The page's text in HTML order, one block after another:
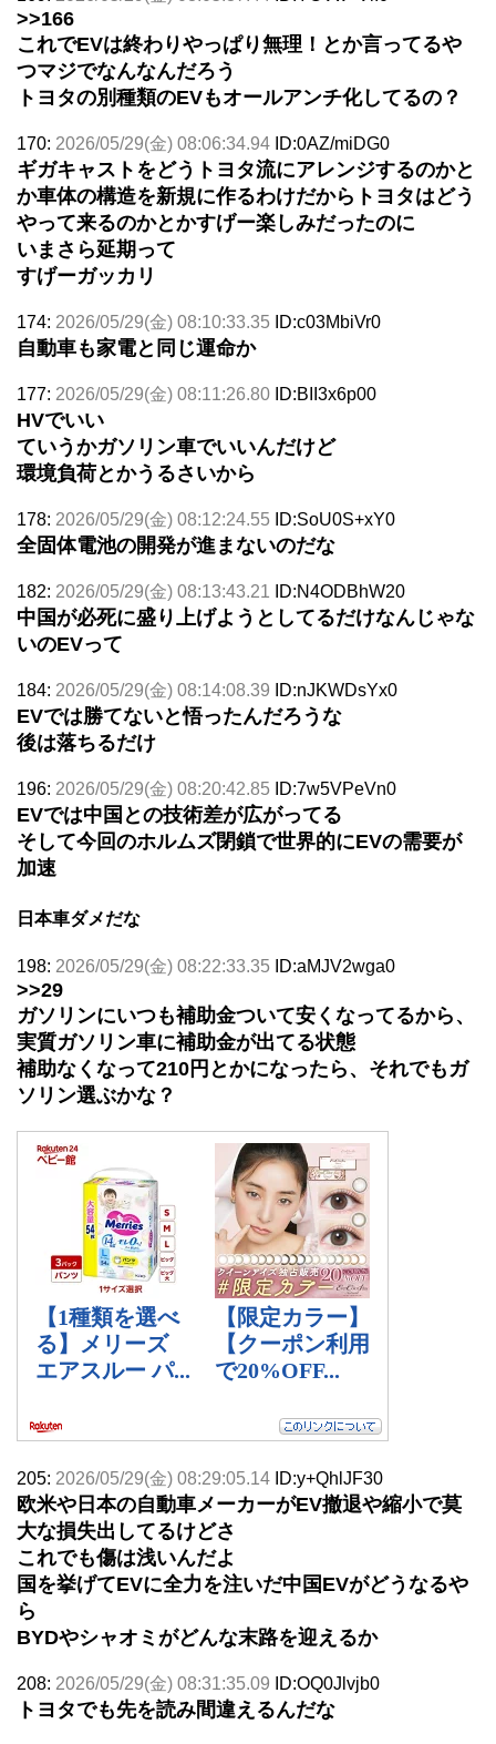
>>166
これでEVは終わりやっぱり無理！とか言ってるや
つマジでなんなんだろう
トヨタの別種類のEVもオールアンチ化してるの？
170: 2026/05/29(金) 08:06:34.94 ID:0AZ/miDG0
ギガキャストをどうトヨタ流にアレンジするのかと
か車体の構造を新規に作るわけだからトヨタはどう
やって来るのかとかすげー楽しみだったのに
いまさら延期って
すげーガッカリ
174: 2026/05/29(金) 08:10:33.35 ID:c03MbiVr0
自動車も家電と同じ運命か
177: 2026/05/29(金) 08:11:26.80 ID:BII3x6p00
HVでいい
ていうかガソリン車でいいんだけど
環境負荷とかうるさいから
178: 2026/05/29(金) 08:12:24.55 ID:SoU0S+xY0
全固体電池の開発が進まないのだな
182: 2026/05/29(金) 08:13:43.21 ID:N4ODBhW20
中国が必死に盛り上げようとしてるだけなんじゃな
いのEVって
184: 2026/05/29(金) 08:14:08.39 ID:nJKWDsYx0
EVでは勝てないと悟ったんだろうな
後は落ちるだけ
196: 2026/05/29(金) 08:20:42.85 ID:7w5VPeVn0
EVでは中国との技術差が広がってる
そして今回のホルムズ閉鎖で世界的にEVの需要が
加速
日本車ダメだな
198: 2026/05/29(金) 08:22:33.35 ID:aMJV2wga0
>>29
ガソリンにいつも補助金ついて安くなってるから、
実質ガソリン車に補助金が出てる状態
補助なくなって210円とかになったら、それでもガ
ソリン選ぶかな？
205: 2026/05/29(金) 08:29:05.14 ID:y+QhlJF30
欧米や日本の自動車メーカーがEV撤退や縮小で莫
大な損失出してるけどさ
これでも傷は浅いんだよ
国を挙げてEVに全力を注いだ中国EVがどうなるや
ら
BYDやシャオミがどんな末路を迎えるか
208: 2026/05/29(金) 08:31:35.09 ID:OQ0Jlvjb0
トヨタでも先を読み間違えるんだな